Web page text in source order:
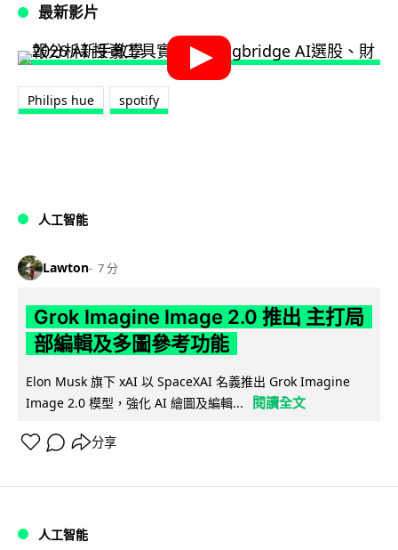
最新影片
Philips hue spotify
人工智能
Lawton 7 分
Grok Imagine Image 2.0 推出 主打局
部編輯及多圖參考功能
Elon Musk 旗下 xAI 以 SpaceXAI 名義推出 Grok Imagine
Image 2.0 模型，強化 AI 繪圖及編輯...
閱讀全文
分享
人工智能